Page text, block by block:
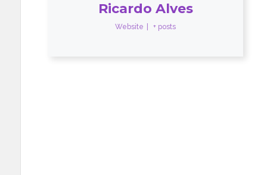
Ricardo Alves
Website + posts